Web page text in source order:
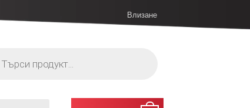
Влизане